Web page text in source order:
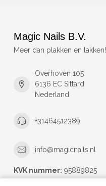
Magic Nails B.V.
Meer dan plakken en lakken!
Overhoven 105
6136 EC Sittard
Nederland
+31464512389
info@magicnails.nl
KVK nummer: 95889825